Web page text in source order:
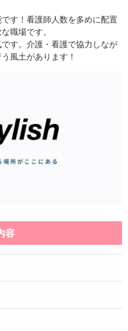
す！看護師人数を多めに配置
職場です。
す。介護・看護で協力しなが
風土があります！
容